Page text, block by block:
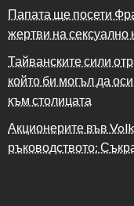
Папата ще посети
жертви на
Тайванските сили
който би могъл да
към столицата
Акционерите във
ръководството: